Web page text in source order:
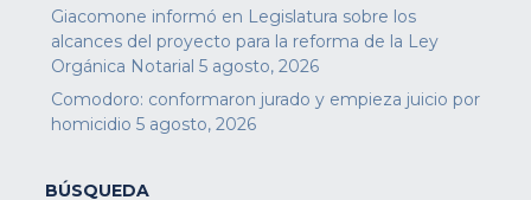
Giacomone informó en Legislatura sobre los
alcances del proyecto para la reforma de la Ley
Orgánica Notarial 5 agosto, 2026
Comodoro: conformaron jurado y empieza juicio por
homicidio 5 agosto, 2026
BÚSQUEDA